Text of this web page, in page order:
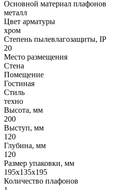
Основной материал плафонов
металл
Цвет арматуры
хром
Степень пылевлагозащиты, IP
20
Место размещения
Стена
Помещение
Гостиная
Стиль
техно
Высота, мм
200
Выступ, мм
120
Глубина, мм
120
Размер упаковки, мм
195x135x195
Количество плафонов